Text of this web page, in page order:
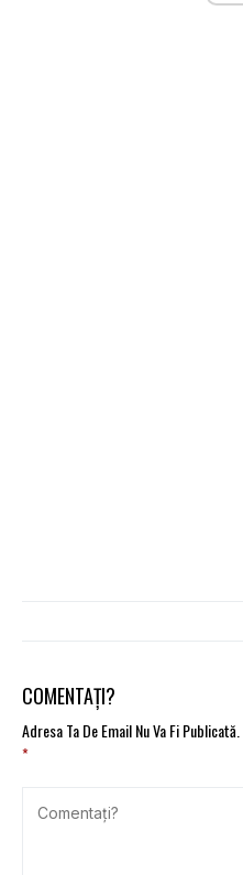
COMENTAȚI?
Adresa Ta De Email Nu Va Fi Publicată.
*